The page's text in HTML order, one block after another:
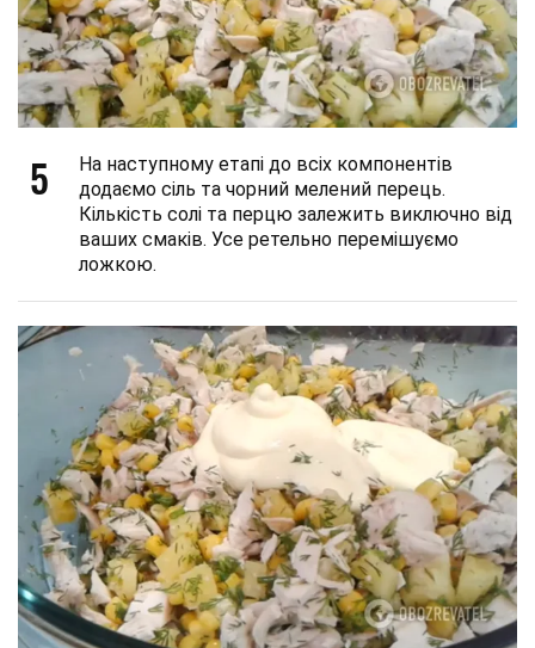
5
На наступному етапі до всіх компонентів
додаємо сіль та чорний мелений перець.
Кількість солі та перцю залежить виключно від
ваших смаків. Усе ретельно перемішуємо
ложкою.